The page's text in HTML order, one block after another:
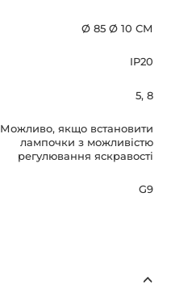
Ø 85 Ø 10 СМ
IP20
5, 8
Можливо, якщо встановити
лампочки з можливістю
регулювання яскравості
G9